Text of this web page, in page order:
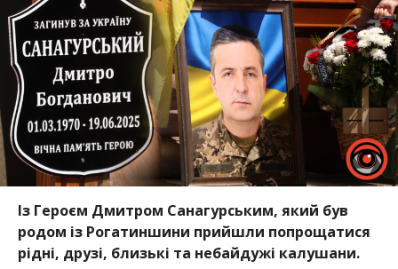
Із Героєм Дмитром Санагурським, який був
родом із Рогатиншини прийшли попрощатися
рідні, друзі, близькі та небайдужі калушани.